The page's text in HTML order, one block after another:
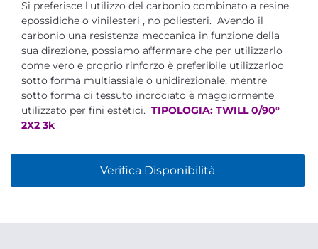
Si preferisce l'utilizzo del carbonio combinato a resine
epossidiche o vinilesteri , no poliesteri. Avendo il
carbonio una resistenza meccanica in funzione della
sua direzione, possiamo affermare che per utilizzarlo
come vero e proprio rinforzo è preferibile utilizzarloo
sotto forma multiassiale o unidirezionale, mentre
sotto forma di tessuto incrociato è maggiormente
utilizzato per fini estetici. TIPOLOGIA: TWILL 0/90°
2X2 3k
Verifica Disponibilità